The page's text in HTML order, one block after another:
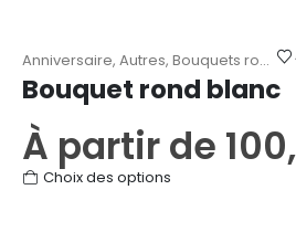
Anniversaire, Autres, Bouquets ronds ,
Bouquet rond blanc
À partir de
Choix des options